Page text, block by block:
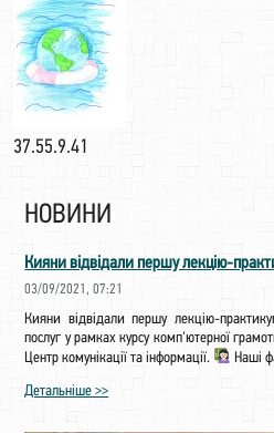
37.55.9.41
НОВИНИ
Кияни відвідали першу лекцію-
03/09/2021, 07:21
Кияни відвідали першу лекцію-
послуг у рамках курсу комп'ютерної
Центр комунікації та інформації.
Наші
Детальніше >>